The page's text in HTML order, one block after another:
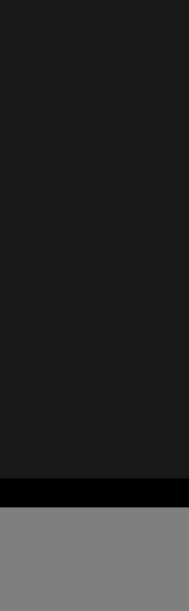
ventana)
ventana)